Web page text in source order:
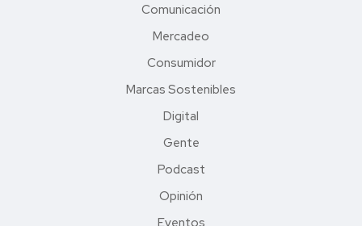
Comunicación
Mercadeo
Consumidor
Marcas Sostenibles
Digital
Gente
Podcast
Opinión
Eventos